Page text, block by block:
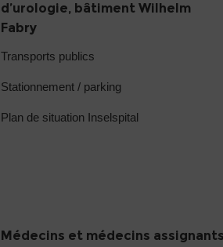
d’urologie, bâtiment Wilhelm
Fabry
Transports publics
Stationnement / parking
Plan de situation Inselspital
Médecins et médecins assignants